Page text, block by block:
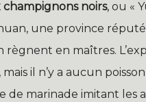
noirs, ou «
une province
en maîtres.
il n’y a aucun
marinade imitant les